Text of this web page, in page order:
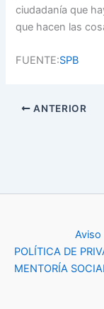
ciudadanía que
que hacen las
FUENTE:SPB
ANTERIOR
Aviso
POLÍTICA DE
MENTORÍA